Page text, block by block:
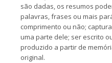
são dadas, os resumos
palavras, frases ou mais
comprimento ou não;
uma parte dele; ser escrito
produzido a partir de
original.